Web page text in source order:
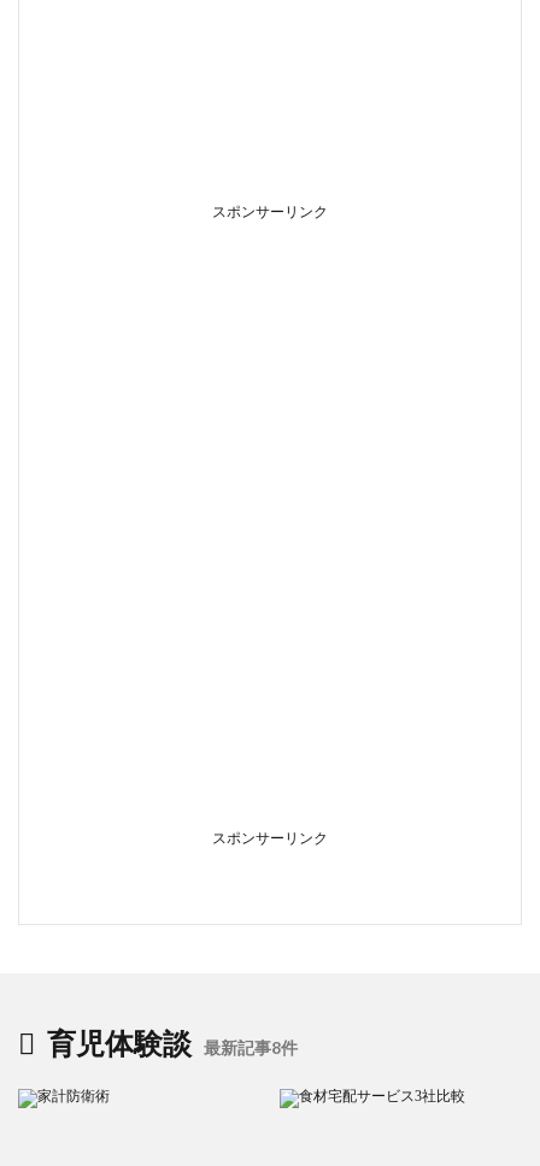
スポンサーリンク
スポンサーリンク
育児体験談 最新記事8件